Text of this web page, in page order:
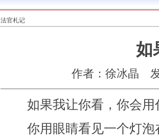
法官札记
如
作者：徐冰晶
如果我让你看，你会用
你用眼睛看见一个灯泡